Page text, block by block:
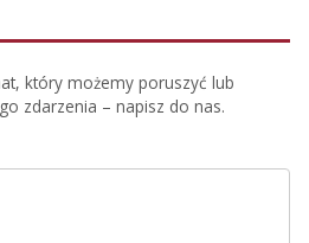
który możemy poruszyć lub
zdarzenia – napisz do nas.